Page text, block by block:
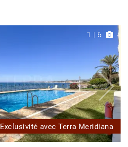
1 | 6
Exclusivité avec Terra Meridiana